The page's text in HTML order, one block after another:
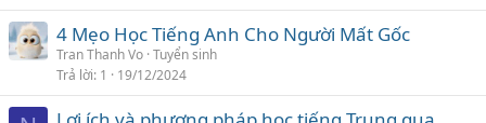
4 Mẹo Học Tiếng Anh Cho Người Mất Gốc
Tran Thanh Vo Tuyển sinh
Trả lời 1 19/12/2024